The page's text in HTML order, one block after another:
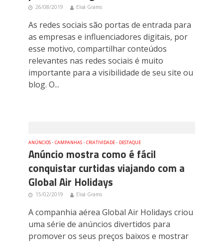
26/08/2019 Eloá Grams
As redes sociais são portas de entrada para
as empresas e influenciadores digitais, por
esse motivo, compartilhar conteúdos
relevantes nas redes sociais é muito
importante para a visibilidade de seu site ou
blog. O...
ANÚNCIOS • CAMPANHAS • CRIATIVIDADE • DESTAQUE
Anúncio mostra como é fácil
conquistar curtidas viajando com a
Global Air Holidays
15/02/2019 Eloá Grams
A companhia aérea Global Air Holidays criou
uma série de anúncios divertidos para
promover os seus preços baixos e mostrar